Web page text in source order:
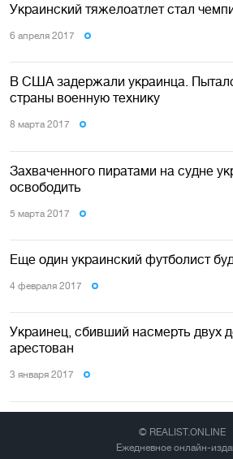
Украинский тяжелоатлет стал
6 апреля 2017
В США задержали украинца.
страны военную технику
8 марта 2017
Захваченного пиратами на судне
освободить
5 марта 2017
Еще один украинский футболист
4 февраля 2017
Украинец, сбивший насмерть двух
арестован
3 января 2017
© REALIST.ONLINE
Ежедневное онлайн-